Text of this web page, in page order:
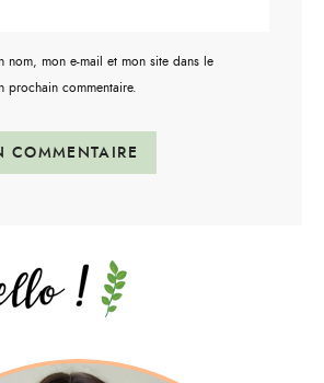
nom, mon e-mail et mon site dans le
prochain commentaire.